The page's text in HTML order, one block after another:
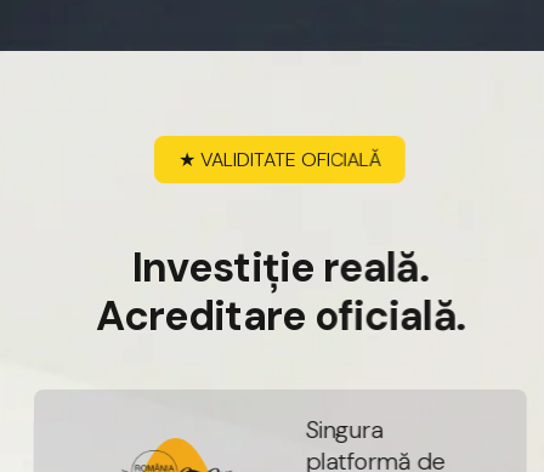
VALIDITATEOFICIALĂ
nvestiție r eală.
Acreditareo ficială.
ngura
atformă d e